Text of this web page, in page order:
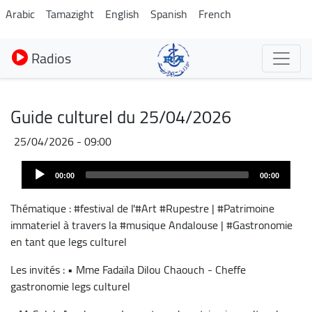
Aller
au
contenu
principal
Arabic Tamazight English Spanish French
Radios
Guide culturel du 25/04/2026
25/04/2026 - 09:00
Audio
Player 00:00 00:00
Thématique : #festival de l'#Art #Rupestre | #Patrimoine
immateriel à travers la #musique Andalouse | #Gastronomie
en tant que legs culturel
Les invités : • Mme Fadaïla Dilou Chaouch - Cheffe
gastronomie legs culturel